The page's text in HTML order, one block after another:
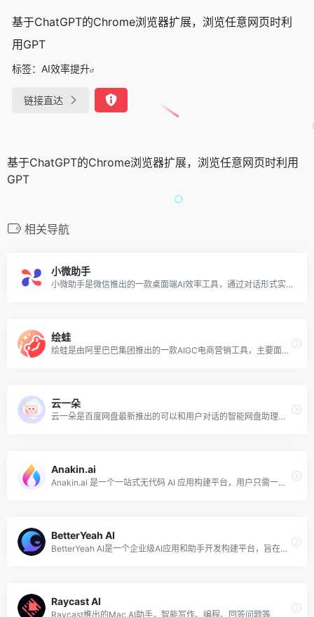
基于ChatGPT的Chrome浏览器扩展，浏览任意网页时利
用GPT
标签： AI效率提升
链接直达
基于ChatGPT的Chrome浏览器扩展，浏览任意网页时利用
GPT
相关导航
小微助手
小微助手是微信推出的一款桌面端AI效率工具，通过对话形式实现与PC端的交互，大幅提升桌面工作效率。该AI助手内置了多种实用工具，如Json魔方、Base64工具、密码工具等，还具备剪切板管理、文件和应用搜索、深入信息检索等功能。
绘蛙
绘蛙是由阿里巴巴集团推出的一款AIGC电商营销工具，主要面向淘宝、天猫的商家和内容创作者（达人），提供智能化的图片生成和文案创作服务。通过利用人工智能技术，绘蛙能够帮助用户生成商业拍摄图片、种草文案等。
云一朵
云一朵是百度网盘最新推出的可以和用户对话的智能网盘助理，旨在为用户提供最便捷的网盘使用体验，提高用户的生活、学习和办公效率。
Anakin.ai
Anakin.ai 是一个一站式无代码 AI 应用构建平台，用户只需一分钟即可快速创建一个属于自己的 AI 应用，包括内容创作、文案、问答、图像生成、视频生成、语音生成、智能 Agent、自动化工作流、自定义 AI 应用等。
BetterYeah AI
BetterYeah AI是一个企业级AI应用和助手开发构建平台，旨在简化AI Agent的开发流程，使企业无需编写代码即可构建符合业务需求的智能助手。
Raycast AI
Raycast推出的Mac AI助手，智能写作、编程、回答问题等